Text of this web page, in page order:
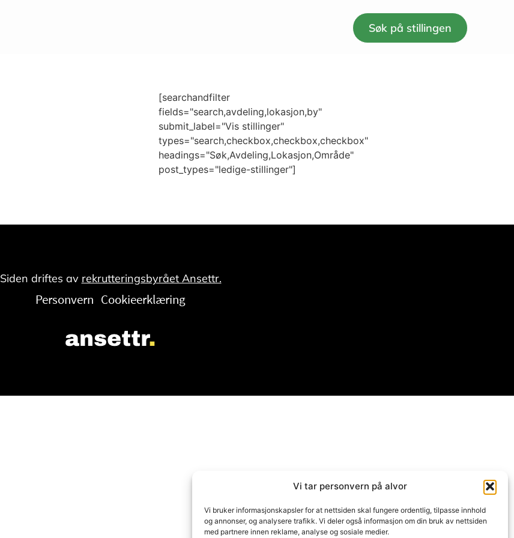
Vi tar personvern på alvor
Vi bruker informasjonskapsler for at nettsiden skal fungere ordentlig, tilpasse innhold
og annonser, og analysere trafikk. Vi deler også informasjon om din bruk av nettsiden
med partnere innen reklame, analyse og sosiale medier.
Søk på stillingen
[searchandfilter
fields="search,avdeling,lokasjon,by"
submit_label="Vis stillinger"
types="search,checkbox,checkbox,checkbox"
headings="Søk,Avdeling,Lokasjon,Område"
post_types="ledige-stillinger"]
Siden driftes av rekrutteringsbyrået Ansettr.
Personvern Cookieerklæring